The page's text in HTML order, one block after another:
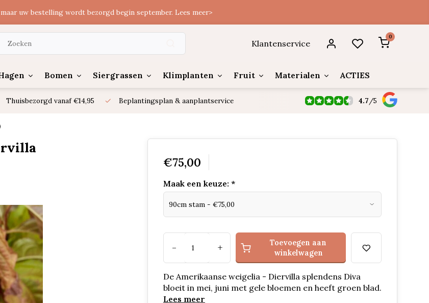
uw bestelling wordt bezorgd begin september. Lees meer>
Klantenservice
0
Bomen Siergrassen Klimplanten Fruit Materialen ACTIES
Thuisbezorgd vanaf €14,95 Beplantingsplan & aanplantservice 4.7 /5
€75,00
Maak een keuze: *
- +
Toevoegen aan
winkelwagen
De Amerikaanse weigelia - Diervilla splendens Diva
bloeit in mei, juni met gele bloemen en heeft groen blad.
Lees meer